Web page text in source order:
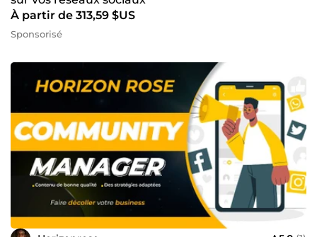
À partir de 313,59 $US
Sponsorisé